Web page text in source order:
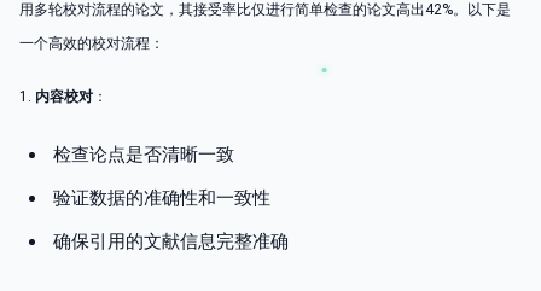
用多轮校对流程的论文，其接受率比仅进行简单检查的论文高出42%。以下是
一个高效的校对流程：
1. 内容校对 ：
检查论点是否清晰一致
验证数据的准确性和一致性
确保引用的文献信息完整准确